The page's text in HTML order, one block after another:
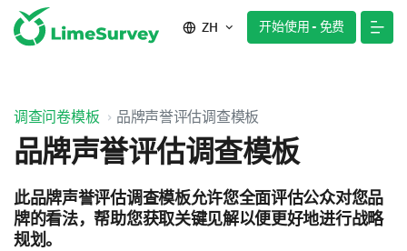
ZH 开始使用 - 免费
调查问卷模板 品牌声誉评估调查模板
品牌声誉评估调查模板
此品牌声誉评估调查模板允许您全面评估公众对您品
牌的看法，帮助您获取关键见解以便更好地进行战略
规划。